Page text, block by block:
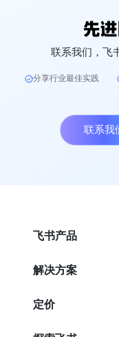
联系我们，飞
分享行业最佳实践
联系我
飞书产品
解决方案
定价